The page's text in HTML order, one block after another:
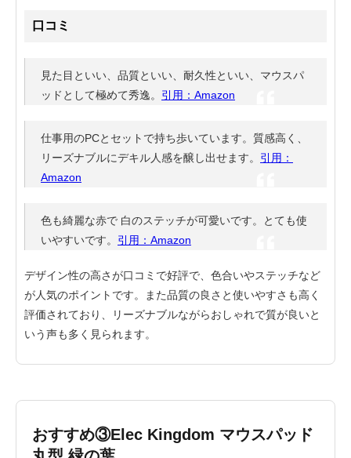
口コミ
見た目といい、品質といい、耐久性といい、マウスパ
ッドとして極めて秀逸。 引用：Amazon
仕事用のPCとセットで持ち歩いています。質感高く、
リーズナブルにデキル人感を醸し出せます。 引用：
Amazon
色も綺麗な赤で 白のステッチが可愛いです。とても使
いやすいです。 引用：Amazon
デザイン性の高さが口コミで好評で、色合いやステッチなど
が人気のポイントです。また品質の良さと使いやすさも高く
評価されており、リーズナブルながらおしゃれで質が良いと
いう声も多く見られます。
おすすめ③Elec Kingdom マウスパッド